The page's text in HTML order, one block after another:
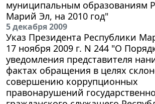
муниципальным образованиям
Марий Эл, на 2010 год"
5 декабря 2009
Указ Президента Республики
17 ноября 2009 г. N 244 "О
уведомления представителя
фактах обращения в целях
совершению коррупционных
правонарушений